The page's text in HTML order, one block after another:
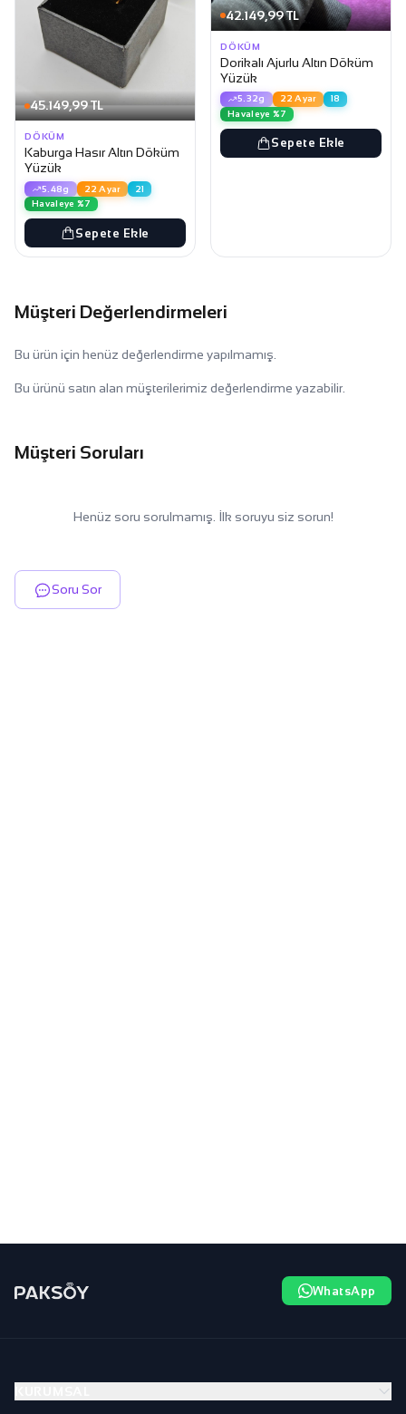
45.149,99 TL
DÖKÜM
Kaburga Hasır Altın Döküm
Yüzük
5.48g 22 Ayar
21
Havaleye %7
Sepete Ekle
42.149,99 TL
DÖKÜM
Dorikalı Ajurlu Altın Döküm
Yüzük
5.32g 22 Ayar
18
Havaleye %7
Sepete Ekle
Müşteri Değerlendirmeleri
Bu ürün için henüz değerlendirme yapılmamış.
Bu ürünü satın alan müşterilerimiz değerlendirme yazabilir.
Müşteri Soruları
Henüz soru sorulmamış. İlk soruyu siz sorun!
Soru Sor
WhatsApp